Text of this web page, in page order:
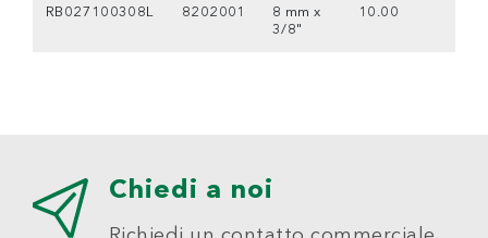
RB027100308L 8202001
8 mm x
3/8"
10.00
Chiedi a noi